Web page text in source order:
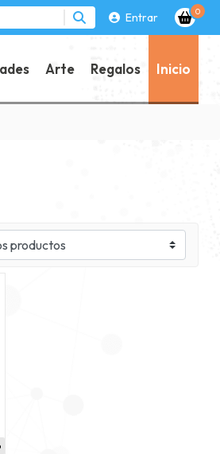
Entrar 0
Arte Regalos Inicio